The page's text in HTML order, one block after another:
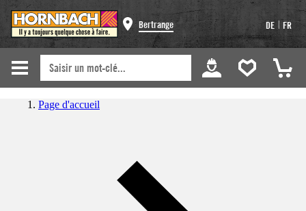
Bertrange DE | FR
Page d'accueil